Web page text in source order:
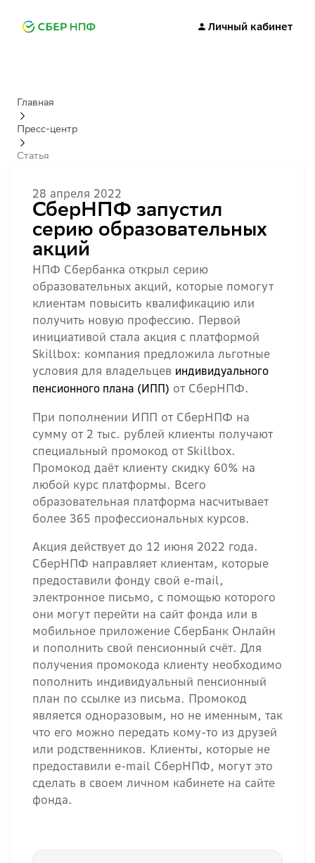
Личный кабинет
Главная
Пресс-центр
Статья
28 апреля 2022
СберНПФ запустил
серию образовательных
акций
НПФ Сбербанка открыл серию
образовательных акций, которые помогут
клиентам повысить квалификацию или
получить новую профессию. Первой
инициативой стала акция с платформой
Skillbox: компания предложила льготные
условия для владельцев индивидуального
пенсионного плана (ИПП) от СберНПФ.
При пополнении ИПП от СберНПФ на
сумму от 2 тыс. рублей клиенты получают
специальный промокод от Skillbox.
Промокод даёт клиенту скидку 60% на
любой курс платформы. Всего
образовательная платформа насчитывает
более 365 профессиональных курсов.
Акция действует до 12 июня 2022 года.
СберНПФ направляет клиентам, которые
предоставили фонду свой e-mail,
электронное письмо, с помощью которого
они могут перейти на сайт фонда или в
мобильное приложение СберБанк Онлайн
и пополнить свой пенсионный счёт. Для
получения промокода клиенту необходимо
пополнить индивидуальный пенсионный
план по ссылке из письма. Промокод
является одноразовым, но не именным, так
что его можно передать кому-то из друзей
или родственников. Клиенты, которые не
предоставили e-mail СберНПФ, могут это
сделать в своем личном кабинете на сайте
фонда.